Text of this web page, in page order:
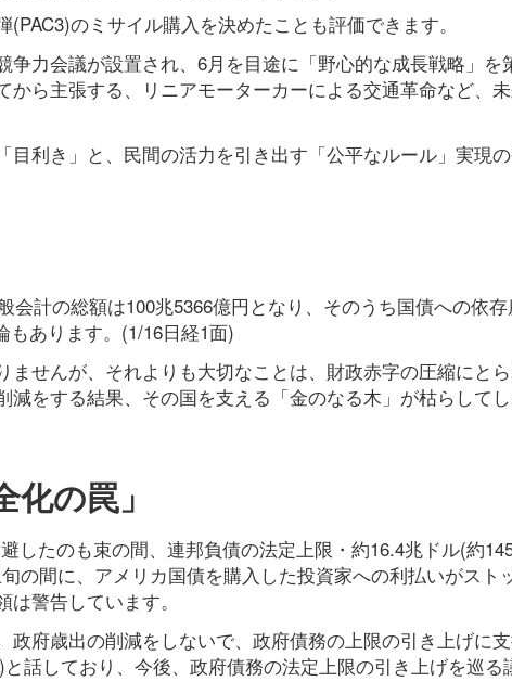
のミサイル購入を決めたことも評価できます。
力会議が設置され、6月を目途に「野心的な成長戦略」を
ら主張する、リニアモーターカーによる交通革命など、
利き」と、民間の活力を引き出す「公平なルール」実現
計の総額は100兆5366億円となり、そのうち国債への依
もあります。(1/16日経1面)
せんが、それよりも大切なことは、財政赤字の圧縮にと
をする結果、その国を支える「金のなる木」が枯らしてし
の罠」
したのも束の間、連邦負債の法定上限・約16.4兆ドル(約
の間に、アメリカ国債を購入した投資家への利払いがスト
警告しています。
府歳出の削減をしないで、政府債務の上限の引き上げに
話しており、今後、政府債務の法定上限の引き上げを巡る